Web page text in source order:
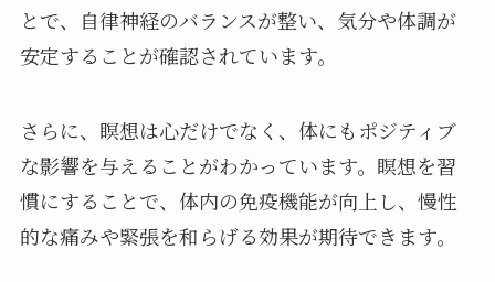
とで、自律神経のバランスが整い、気分や体調が
安定することが確認されています。
さらに、瞑想は心だけでなく、体にもポジティブ
な影響を与えることがわかっています。瞑想を習
慣にすることで、体内の免疫機能が向上し、慢性
的な痛みや緊張を和らげる効果が期待できます。